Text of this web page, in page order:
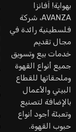
بهواية! اَفانزا
AVANZA، شركة
فلسطينية رائدة في
مجال تقديم
خدمات بيع وتسويق
جميع أنواع القهوة
وملحقاتها للقطاع
البيتي والأعمال
بالإضافة لتصنيع
وتعبئة أجود أنواع
حبوب القهوة.